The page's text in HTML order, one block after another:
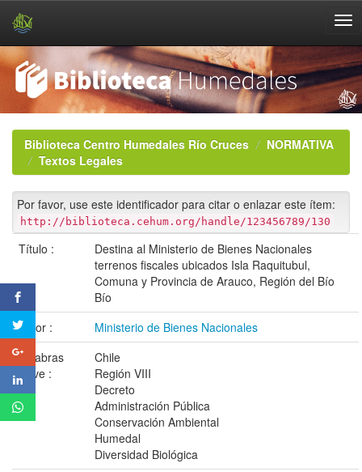
navigationBiblioteca Centro Humedales Río Cruces
NORMATIVA
Textos Legales
Por favor, use este identificador para citar o enlazar este ítem:
http://biblioteca.cehum.org/handle/123456789/130
Título :
Destina al Ministerio de Bienes Nacionales
terrenos fiscales ubicados Isla Raquitubul,
Comuna y Provincia de Arauco, Región del Bío
Bío
Autor :
Ministerio de Bienes Nacionales
Palabras
clave :
Chile
Región VIII
Decreto
Administración Pública
Conservación Ambiental
Humedal
Diversidad Biológica